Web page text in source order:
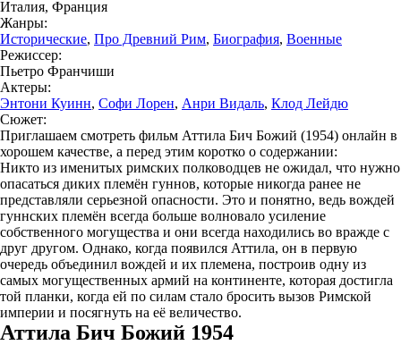
Италия, Франция
Жанры:
Исторические, Про Древний Рим, Биография, Военные
Режиссер:
Пьетро Франчиши
Актеры:
Энтони Куинн, Софи Лорен, Анри Видаль, Клод Лейдю
Сюжет:
Приглашаем смотреть фильм Аттила Бич Божий (1954) онлайн в
хорошем качестве, а перед этим коротко о содержании:
Никто из именитых римских полководцев не ожидал, что нужно
опасаться диких племён гуннов, которые никогда ранее не
представляли серьезной опасности. Это и понятно, ведь вождей
гуннских племён всегда больше волновало усиление
собственного могущества и они всегда находились во вражде с
друг другом. Однако, когда появился Аттила, он в первую
очередь объединил вождей и их племена, построив одну из
самых могущественных армий на континенте, которая достигла
той планки, когда ей по силам стало бросить вызов Римской
империи и посягнуть на её величество.
Аттила Бич Божий 1954